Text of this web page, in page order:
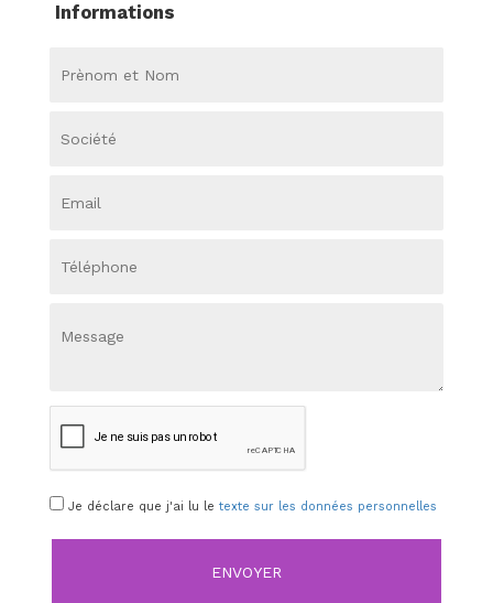
Informations
Je déclare que j'ai lu le texte sur les données personnelles
ENVOYER